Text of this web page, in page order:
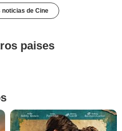
noticias de Cine
paises